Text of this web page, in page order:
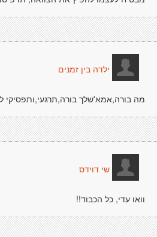
ילדה בין זמנים
מה בורה,אמא'שלך בורה,תרגעי,ותפסיקי
שי דוידס
וואו עדי, כל הכבוד!!